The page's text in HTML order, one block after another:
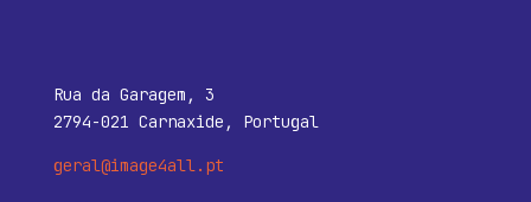
Rua da Garagem, 3
2794-021 Carnaxide, Portugal
geral@image4all.pt